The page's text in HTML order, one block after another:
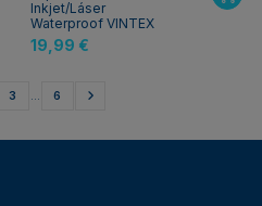
Inkjet/Láser
Waterproof VINTEX
19,99 €
3 … 6